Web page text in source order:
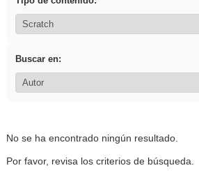
Buscar en:
No se ha encontrado ningún resultado.
Por favor, revisa los criterios de búsqueda.